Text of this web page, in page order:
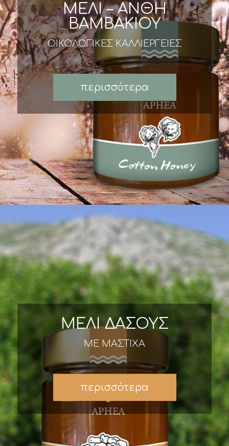
ΜΕΛΙ – ΑΝΘΗ
ΒΑΜΒΑΚΙΟΥ
ΟΙΚΟΛΟΓΙΚΕΣ ΚΑΛΛΙΕΡΓΕΙΕΣ
περισσότερα
ΜΕΛΙ ΔΑΣΟΥΣ
ΜΕ ΜΑΣΤΙΧΑ
περισσότερα